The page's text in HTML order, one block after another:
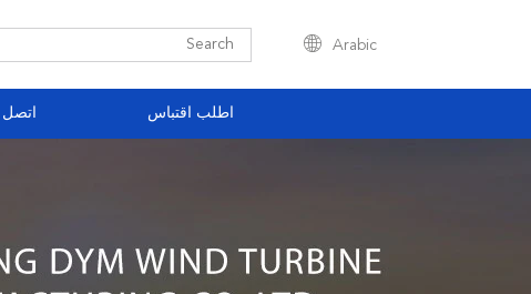
Arabic
اتصل اطلب اقتباس